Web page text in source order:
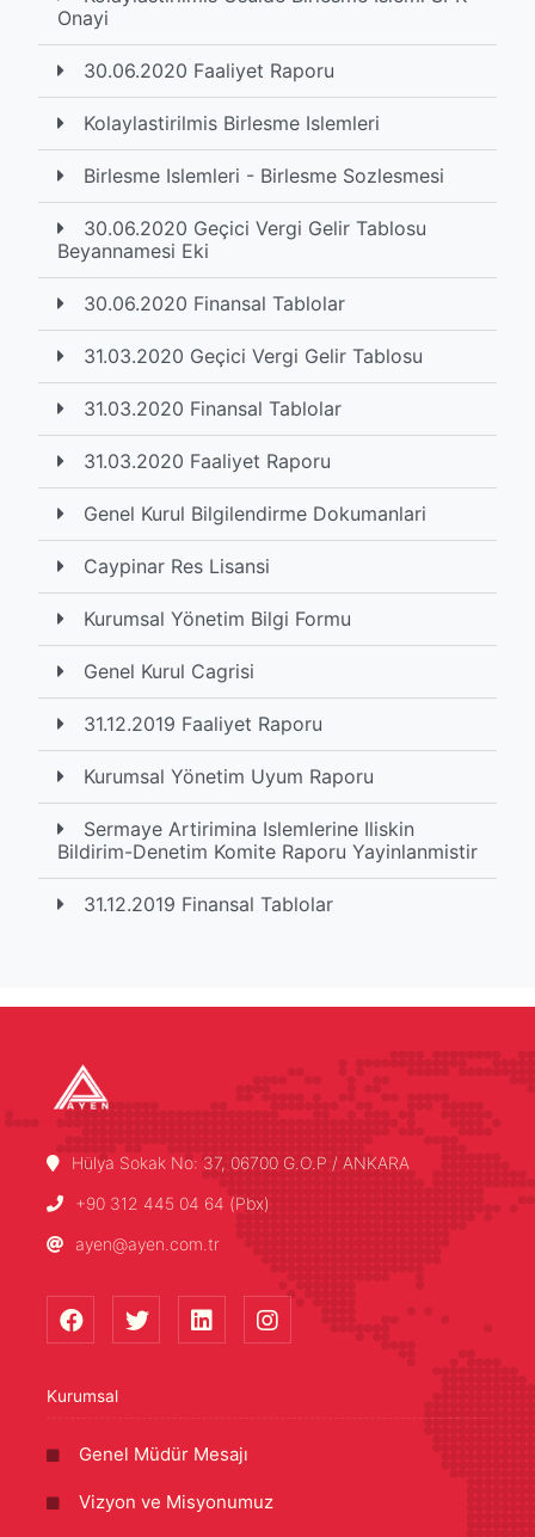
Onayi
30.06.2020 Faaliyet Raporu
Kolaylastirilmis Birlesme Islemleri
Birlesme Islemleri - Birlesme Sozlesmesi
30.06.2020 Geçici Vergi Gelir Tablosu
Beyannamesi Eki
30.06.2020 Finansal Tablolar
31.03.2020 Geçici Vergi Gelir Tablosu
31.03.2020 Finansal Tablolar
31.03.2020 Faaliyet Raporu
Genel Kurul Bilgilendirme Dokumanlari
Caypinar Res Lisansi
Kurumsal Yönetim Bilgi Formu
Genel Kurul Cagrisi
31.12.2019 Faaliyet Raporu
Kurumsal Yönetim Uyum Raporu
Sermaye Artirimina Islemlerine Iliskin
Bildirim-Denetim Komite Raporu Yayinlanmistir
31.12.2019 Finansal Tablolar
Hülya Sokak No: 37, 06700 G.O.P / ANKARA
+90 312 445 04 64 (Pbx)
ayen@ayen.com.tr
Kurumsal
Genel Müdür Mesajı
Vizyon ve Misyonumuz